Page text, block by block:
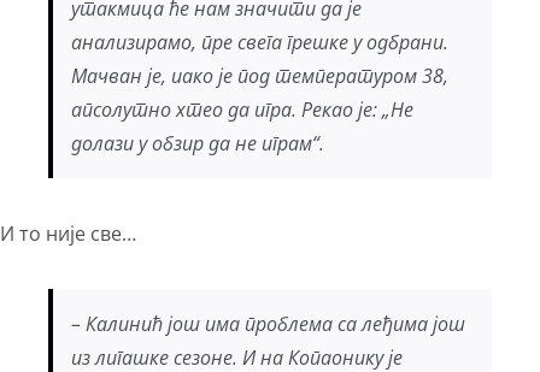
утакмица ће нам значити да је
анализирамо, пре свега грешке у одбрани.
Мачван је, иако је под температуром 38,
апсолутно хтео да игра. Рекао је: „Не
долази у обзир да не играм“.
И то није све…
– Калинић још има проблема са леђима још
из лигашке сезоне. И на Копаонику је